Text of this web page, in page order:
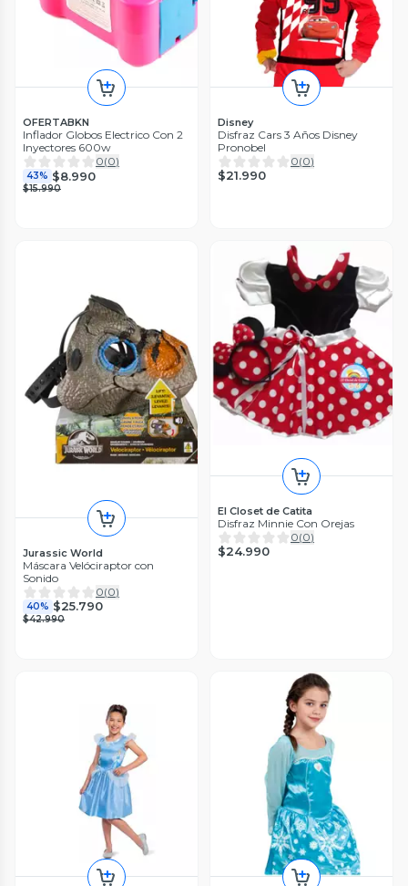
OFERTABKN
Inflador Globos Electrico Con 2
Inyectores 600w
0(0)
43% $8.990
$15.990
Disney
Disfraz Cars 3 Años Disney
Pronobel
0(0)
$21.990
Jurassic World
Máscara Velóciraptor con
Sonido
0(0)
40% $25.790
$42.990
El Closet de Catita
Disfraz Minnie Con Orejas
0(0)
$24.990